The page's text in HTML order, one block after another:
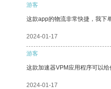
游客
这款app的物流非常快捷，我下
2024-01-17
游客
这款加速器VPM应用程序可以给
2024-01-17